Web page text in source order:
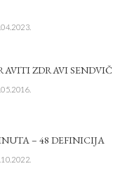
ZDRAVI SENDVIČ
– 48 DEFINICIJA